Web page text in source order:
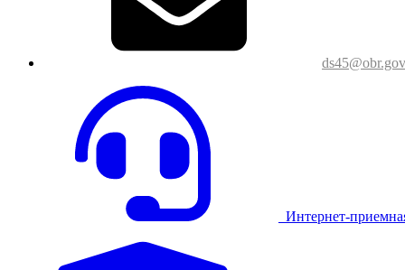
Интернет-